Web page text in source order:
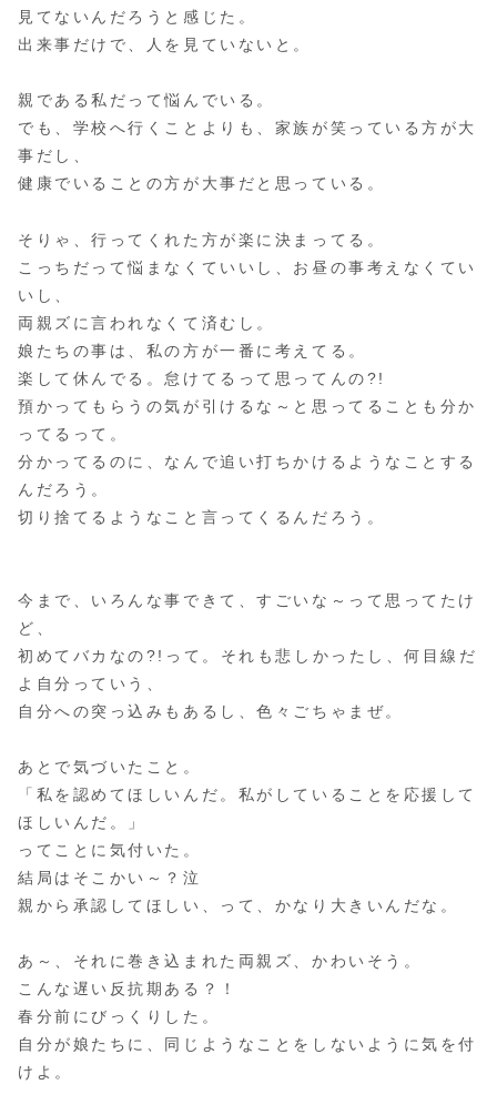
見てないんだろうと感じた。
出来事だけで、人を見ていないと。
親である私だって悩んでいる。
でも、学校へ行くことよりも、家族が笑っている方が大
事だし、
健康でいることの方が大事だと思っている。
そりゃ、行ってくれた方が楽に決まってる。
こっちだって悩まなくていいし、お昼の事考えなくてい
いし、
両親ズに言われなくて済むし。
娘たちの事は、私の方が一番に考えてる。
楽して休んでる。怠けてるって思ってんの?!
預かってもらうの気が引けるな～と思ってることも分か
ってるって。
分かってるのに、なんで追い打ちかけるようなことする
んだろう。
切り捨てるようなこと言ってくるんだろう。
今まで、いろんな事できて、すごいな～って思ってたけ
ど、
初めてバカなの?!って。それも悲しかったし、何目線だ
よ自分っていう、
自分への突っ込みもあるし、色々ごちゃまぜ。
あとで気づいたこと。
「私を認めてほしいんだ。私がしていることを応援して
ほしいんだ。」
ってことに気付いた。
結局はそこかい～？泣
親から承認してほしい、って、かなり大きいんだな。
あ～、それに巻き込まれた両親ズ、かわいそう。
こんな遅い反抗期ある？！
春分前にびっくりした。
自分が娘たちに、同じようなことをしないように気を付
けよ。